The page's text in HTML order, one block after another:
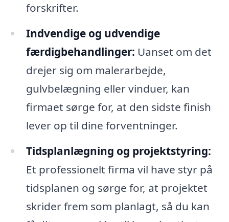
forskrifter.
Indvendige og udvendige
færdigbehandlinger: Uanset om det
drejer sig om malerarbejde,
gulvbelægning eller vinduer, kan
firmaet sørge for, at den sidste finish
lever op til dine forventninger.
Tidsplanlægning og projektstyring:
Et professionelt firma vil have styr på
tidsplanen og sørge for, at projektet
skrider frem som planlagt, så du kan